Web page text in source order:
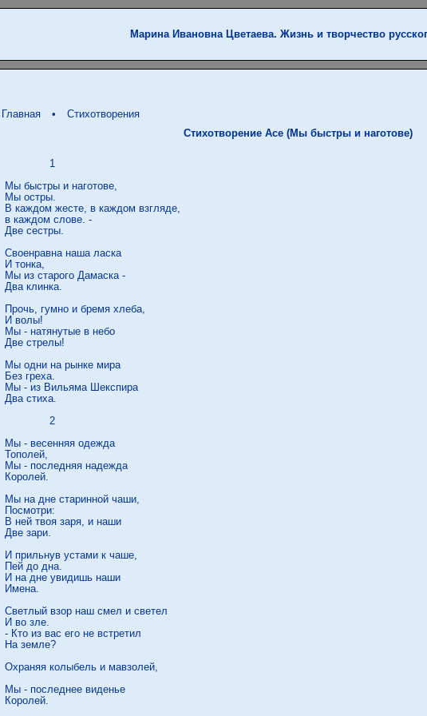
Марина Ивановна Цветаева. Жизнь и творчество
Главная
•
Стихотворения
Стихотворение Асе (Мы быстры и наготове)
               1
Мы быстры и наготове,
Мы остры.
В каждом жесте, в каждом взгляде,
в каждом слове. -
Две сестры.
Своенравна наша ласка
И тонка,
Мы из старого Дамаска -
Два клинка.
Прочь, гумно и бремя хлеба,
И волы!
Мы - натянутые в небо
Две стрелы!
Мы одни на рынке мира
Без греха.
Мы - из Вильяма Шекспира
Два стиха.
               2
Мы - весенняя одежда
Тополей,
Мы - последняя надежда
Королей.
Мы на дне старинной чаши,
Посмотри:
В ней твоя заря, и наши
Две зари.
И прильнув устами к чаше,
Пей до дна.
И на дне увидишь наши
Имена.
Светлый взор наш смел и светел
И во зле.
- Кто из вас его не встретил
На земле?
Охраняя колыбель и мавзолей,
Мы - последнее виденье
Королей.